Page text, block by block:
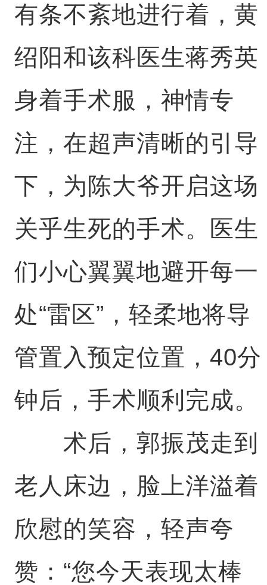
有条不紊地进行着，黄
绍阳和该科医生蒋秀英
身着手术服，神情专
注，在超声清晰的引导
下，为陈大爷开启这场
关乎生死的手术。医生
们小心翼翼地避开每一
处“雷区”，轻柔地将导
管置入预定位置，40分
钟后，手术顺利完成。
术后，郭振茂走到
老人床边，脸上洋溢着
欣慰的笑容，轻声夸
赞：“您今天表现太棒